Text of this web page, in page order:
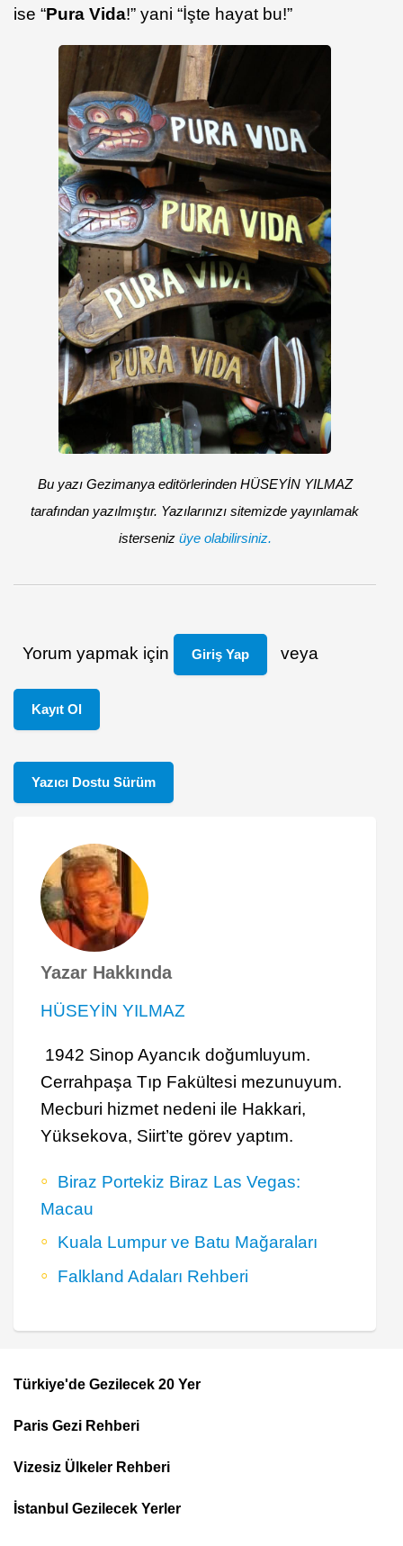
ise “Pura Vida!” yani “İşte hayat bu!”
Bu yazı Gezimanya editörlerinden HÜSEYİN YILMAZ
tarafından yazılmıştır. Yazılarınızı sitemizde yayınlamak
isterseniz üye olabilirsiniz.
Yorum yapmak için Giriş Yap veya
Kayıt Ol
Yazıcı Dostu Sürüm
Yazar Hakkında
HÜSEYİN YILMAZ
1942 Sinop Ayancık doğumluyum.
Cerrahpaşa Tıp Fakültesi mezunuyum.
Mecburi hizmet nedeni ile Hakkari,
Yüksekova, Siirt’te görev yaptım.
Biraz Portekiz Biraz Las Vegas:
Macau
Kuala Lumpur ve Batu Mağaraları
Falkland Adaları Rehberi
Top
Menu
Türkiye'de Gezilecek 20 Yer
Paris Gezi Rehberi
Vizesiz Ülkeler Rehberi
İstanbul Gezilecek Yerler